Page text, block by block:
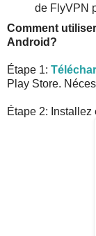
de FlyVPN
Comment
Android?
Étape 1:
Play Store.
Étape 2: